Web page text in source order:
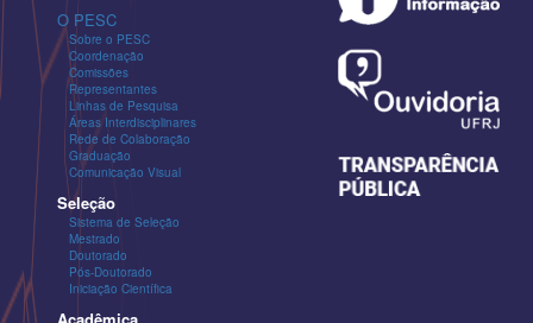
O PESC
Sobre o PESC
Coordenação
Comissões
Representantes
Linhas de Pesquisa
Áreas Interdisciplinares
Rede de Colaboração
Graduação
Comunicação Visual
Seleção
Sistema de Seleção
Mestrado
Doutorado
Pós-Doutorado
Iniciação Científica